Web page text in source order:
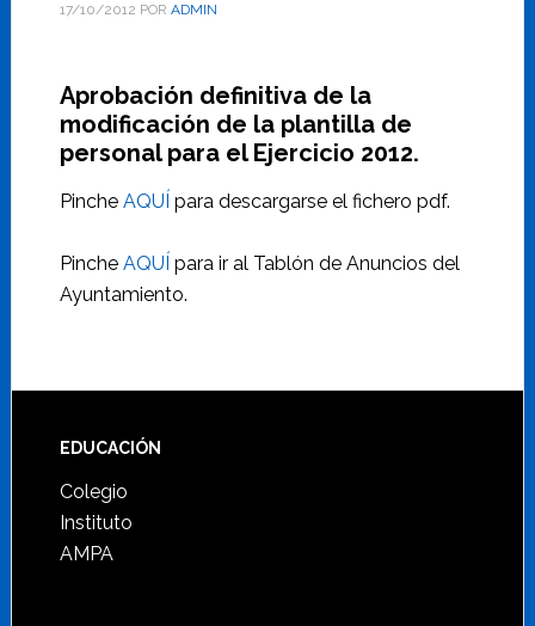
17/10/2012 POR ADMIN
Aprobación definitiva de la
modificación de la plantilla de
personal para el Ejercicio 2012.
Pinche AQUÍ para descargarse el fichero pdf.
Pinche AQUÍ para ir al Tablón de Anuncios del
Ayuntamiento.
Footer
EDUCACIÓN
Colegio
Instituto
AMPA